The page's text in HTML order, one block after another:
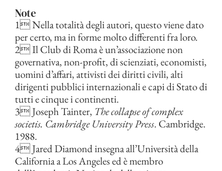
Note
1 Nella totalità degli autori, questo viene dato
per certo, ma in forme molto differenti fra loro.
2 Il Club di Roma è un’associazione non
governativa, non-profit, di scienziati, economisti,
uomini d’affari, attivisti dei diritti civili, alti
dirigenti pubblici internazionali e capi di Stato di
tutti e cinque i continenti.
3 Joseph Tainter, The collapse of complex
societis. Cambridge University Press. Cambridge.
1988.
4 Jared Diamond insegna all’Università della
California a Los Angeles ed è membro